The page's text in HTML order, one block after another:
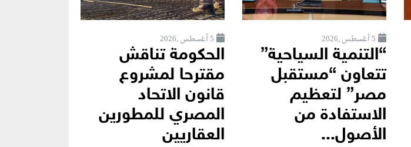
5 أغسطس ,2026
“التنمية السياحية”
تتعاون “مستقبل
مصر” لتعظيم
الاستفادة من
الأصول...
5 أغسطس ,2026
الحكومة تناقش
مقترحا لمشروع
قانون الاتحاد
المصري للمطورين
العقاريين